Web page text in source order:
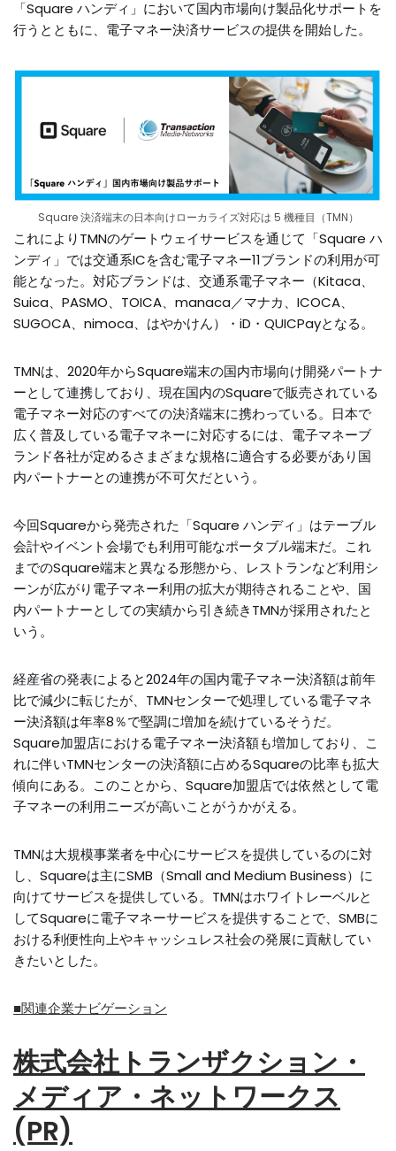
「Square ハンディ」において国内市場向け製品化サポートを
行うとともに、電子マネー決済サービスの提供を開始した。
Square 決済端末の日本向けローカライズ対応は 5 機種目（TMN）
これによりTMNのゲートウェイサービスを通じて「Square ハ
ンディ」では交通系ICを含む電子マネー11ブランドの利用が可
能となった。対応ブランドは、交通系電子マネー（Kitaca、
Suica、PASMO、TOICA、manaca／マナカ、ICOCA、
SUGOCA、nimoca、はやかけん）・iD・QUICPayとなる。
TMNは、2020年からSquare端末の国内市場向け開発パートナ
ーとして連携しており、現在国内のSquareで販売されている
電子マネー対応のすべての決済端末に携わっている。日本で
広く普及している電子マネーに対応するには、電子マネーブ
ランド各社が定めるさまざまな規格に適合する必要があり国
内パートナーとの連携が不可欠だという。
今回Squareから発売された「Square ハンディ」はテーブル
会計やイベント会場でも利用可能なポータブル端末だ。これ
までのSquare端末と異なる形態から、レストランなど利用シ
ーンが広がり電子マネー利用の拡大が期待されることや、国
内パートナーとしての実績から引き続きTMNが採用されたと
いう。
経産省の発表によると2024年の国内電子マネー決済額は前年
比で減少に転じたが、TMNセンターで処理している電子マネ
ー決済額は年率8％で堅調に増加を続けているそうだ。
Square加盟店における電子マネー決済額も増加しており、こ
れに伴いTMNセンターの決済額に占めるSquareの比率も拡大
傾向にある。このことから、Square加盟店では依然として電
子マネーの利用ニーズが高いことがうかがえる。
TMNは大規模事業者を中心にサービスを提供しているのに対
し、Squareは主にSMB（Small and Medium Business）に
向けてサービスを提供している。TMNはホワイトレーベルと
してSquareに電子マネーサービスを提供することで、SMBに
おける利便性向上やキャッシュレス社会の発展に貢献してい
きたいとした。
■関連企業ナビゲーション
株式会社トランザクション・
メディア・ネットワークス
(PR)